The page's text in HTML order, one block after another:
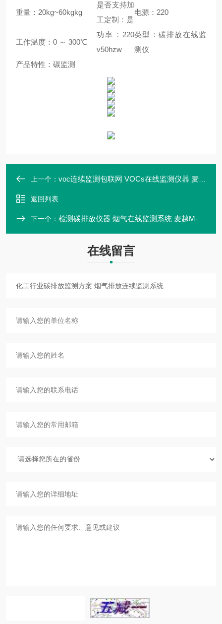
重量：20kg~60kgkg
是否支持加
工定制：是
电源：220
工作温度：0 ～ 300℃
功率：220
v50hzw
类型：碳排放在线监
测仪
产品特性：碳监测
上一个： voc连续监测包联网 VOCs在线监测仪器 麦越M-3000S型
返回列表
下一个： 检测碳排放仪器 烟气在线监测系统 麦越M-3000C型
在线留言